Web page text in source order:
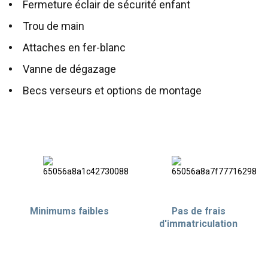
Fermeture éclair de sécurité enfant
Trou de main
Attaches en fer-blanc
Vanne de dégazage
Becs verseurs et options de montage
Minimums faibles
Pas de frais
d'immatriculation